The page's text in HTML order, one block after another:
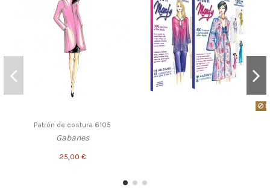
Patrón de costura 6105
Gabanes
25,00 €